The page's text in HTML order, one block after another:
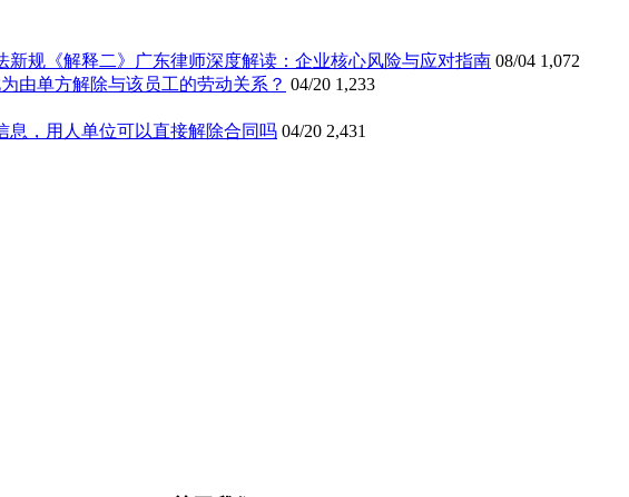
新规《解释二》广东律师深度解读：企业核心风险与应对指南 08/04 1,072
由单方解除与该员工的劳动关系？ 04/20 1,233
息，用人单位可以直接解除合同吗 04/20 2,431